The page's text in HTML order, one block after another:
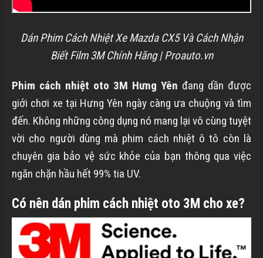
Dán Phim Cách Nhiệt Xe Mazda CX5 Và Cách Nhận
Biết Film 3M Chính Hãng | Proauto.vn
Phim cách nhiệt oto 3M Hưng Yên đang dần được
giới chơi xe tại Hưng Yên ngày càng ưa chuộng và tìm
đến. Không những công dụng nó mang lại vô cùng tuyệt
vời cho người dùng mà phim cách nhiệt ô tô còn là
chuyên gia bảo vệ sức khỏe của bạn thông qua việc
ngăn chặn hầu hết 99% tia UV.
Có nên dán phim cách nhiệt oto 3M cho xe?